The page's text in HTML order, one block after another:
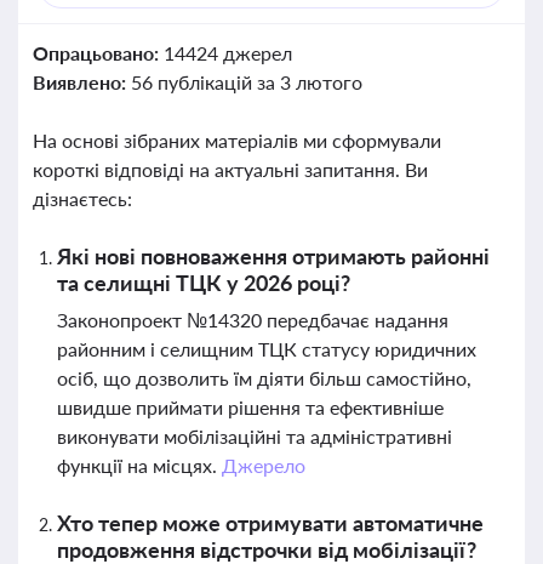
Опрацьовано: 14424 джерел
Виявлено: 56 публікацій за 3 лютого
На основі зібраних матеріалів ми сформували
короткі відповіді на актуальні запитання. Ви
дізнаєтесь:
Які нові повноваження отримають районні
та селищні ТЦК у 2026 році?
Законопроект №14320 передбачає надання
районним і селищним ТЦК статусу юридичних
осіб, що дозволить їм діяти більш самостійно,
швидше приймати рішення та ефективніше
виконувати мобілізаційні та адміністративні
функції на місцях. Джерело
Хто тепер може отримувати автоматичне
продовження відстрочки від мобілізації?